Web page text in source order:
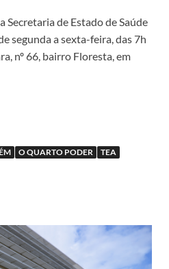
Secretaria de Estado de Saúde
segunda a sexta-feira, das 7h
nº 66, bairro Floresta, em
O QUARTO PODER TEA